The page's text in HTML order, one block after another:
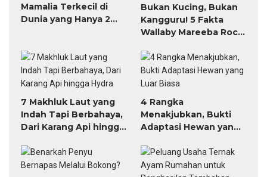
Mamalia Terkecil di
Dunia yang Hanya 2
Bukan Kucing, Bukan
Kangguru! 5 Fakta
Wallaby Mareeba Rock
Mencengangkan
7 Makhluk Laut yang
Indah Tapi Berbahaya,
Dari Karang Api hingga
4 Rangka
Menakjubkan, Bukti
Adaptasi Hewan yang